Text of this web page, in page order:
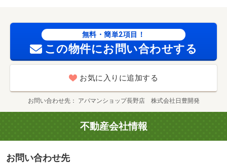
団体名：（公社）長野県宅地建物取引業協会 公取協名：
（公社） 首都圏不動産公正取引協議会加盟/カードキー発
行料 9900円/室内清掃費用 99000円
無料・簡単2項目！
この物件にお問い合わせする
お気に入りに追加する
お問い合わせ先 アパマンショップ長野店 株式会社日豊開発
不動産会社情報
お問い合わせ先